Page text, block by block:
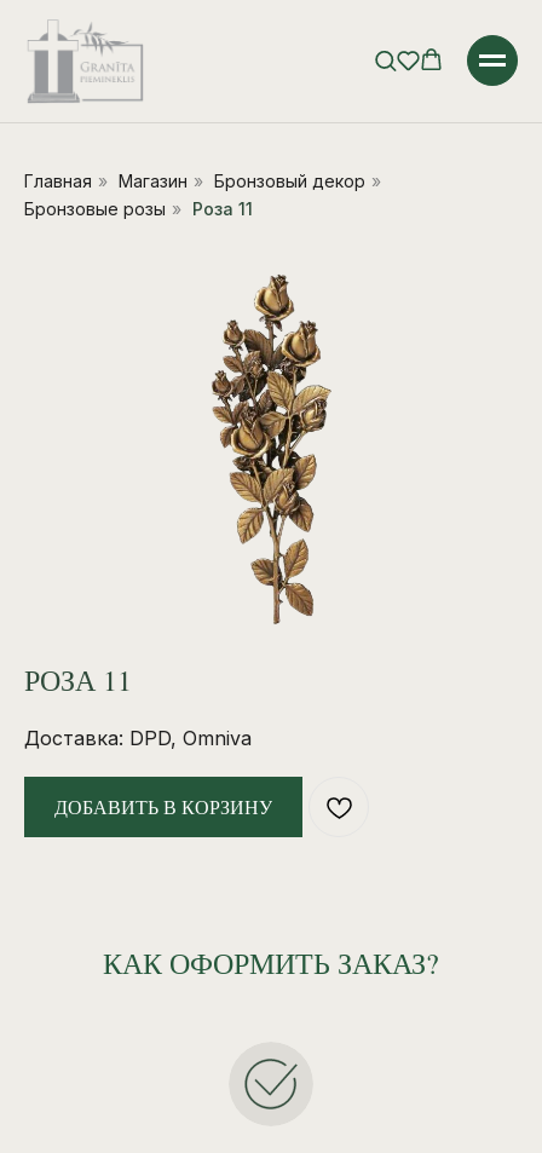
Главная » Магазин » Бронзовый декор »
Бронзовые розы » Роза 11
РОЗА 11
Доставка: DPD, Omniva
ДОБАВИТЬ В КОРЗИНУ
КАК ОФОРМИТЬ ЗАКАЗ?